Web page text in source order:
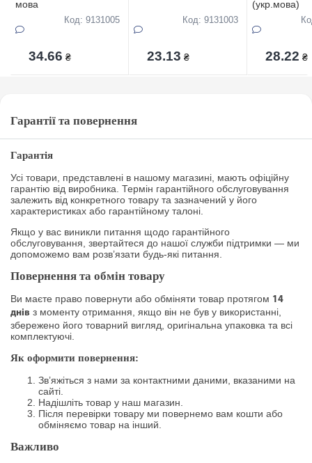
мова
Код: 9131005
34.66 ₴
Код: 9131003
23.13 ₴
(укр.мова)
28.22 ₴
Гарантії та повернення
Гарантія
Усі товари, представлені в нашому магазині, мають офіційну
гарантію від виробника. Термін гарантійного обслуговування
залежить від конкретного товару та зазначений у його
характеристиках або гарантійному талоні.
Якщо у вас виникли питання щодо гарантійного
обслуговування, звертайтеся до нашої служби підтримки — ми
допоможемо вам розв’язати будь-які питання.
Повернення та обмін товару
Ви маєте право повернути або обміняти товар протягом 14
днів з моменту отримання, якщо він не був у використанні,
збережено його товарний вигляд, оригінальна упаковка та всі
комплектуючі.
Як оформити повернення:
Зв’яжіться з нами за контактними даними, вказаними на
сайті.
Надішліть товар у наш магазин.
Після перевірки товару ми повернемо вам кошти або
обміняємо товар на інший.
Важливо